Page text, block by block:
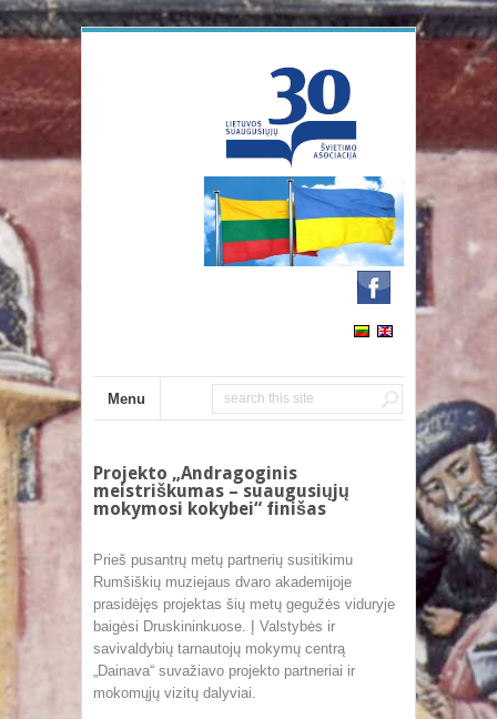
Menu
Projekto „Andragoginis
meistriškumas – suaugusiųjų
mokymosi kokybei“ finišas
Prieš pusantrų metų partnerių susitikimu
Rumšiškių muziejaus dvaro akademijoje
prasidėjęs projektas šių metų gegužės viduryje
baigėsi Druskininkuose. Į Valstybės ir
savivaldybių tarnautojų mokymų centrą
„Dainava“ suvažiavo projekto partneriai ir
mokomųjų vizitų dalyviai.